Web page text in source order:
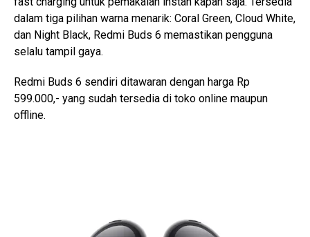
dalam tiga pilihan warna menarik: Coral Green, Cloud White,
dan Night Black, Redmi Buds 6 memastikan pengguna
selalu tampil gaya.
Redmi Buds 6 sendiri ditawaran dengan harga Rp
599.000,- yang sudah tersedia di toko online maupun
offline.